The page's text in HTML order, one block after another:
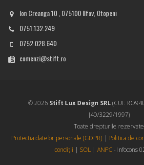
Ion Creanga 10 , 075100 Ilfov, Otopeni
0751.132.249
0752.028.640
comenzi@stift.ro
© 2026 Stift Lux Design SRL(CUI:
J40/3229/1997)
Toate drepturile
Protectia datelor personale (GDPR)| Politica de
condiții | SOL| ANPC- Infocons